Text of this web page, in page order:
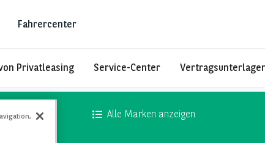
Fahrercenter
Privatleasing Service-Center
Alle Marken anzeigen